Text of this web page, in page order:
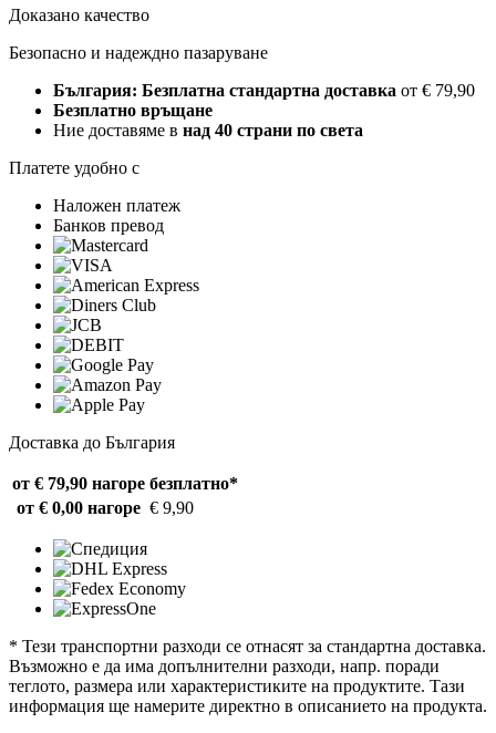
Доказано качество
Безопасно и надеждно пазаруване
България: Безплатна стандартна доставка от € 79,90
Безплатно връщане
Ние доставяме в над 40 страни по света
Платете удобно с
Наложен платеж
Банков превод
Доставка до България
от € 79,90 нагоре безплатно*
от € 0,00 нагоре € 9,90
* Тези транспортни разходи се отнасят за стандартна доставка.
Възможно е да има допълнителни разходи, напр. поради
теглото, размера или характеристиките на продуктите. Тази
информация ще намерите директно в описанието на продукта.